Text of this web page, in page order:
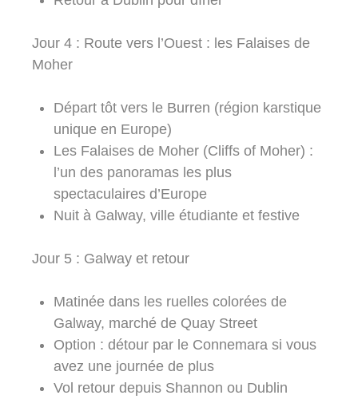
Jour 4 : Route vers l’Ouest : les Falaises de
Moher
Départ tôt vers le Burren (région karstique
unique en Europe)
Les Falaises de Moher (Cliffs of Moher) :
l’un des panoramas les plus
spectaculaires d’Europe
Nuit à Galway, ville étudiante et festive
Jour 5 : Galway et retour
Matinée dans les ruelles colorées de
Galway, marché de Quay Street
Option : détour par le Connemara si vous
avez une journée de plus
Vol retour depuis Shannon ou Dublin